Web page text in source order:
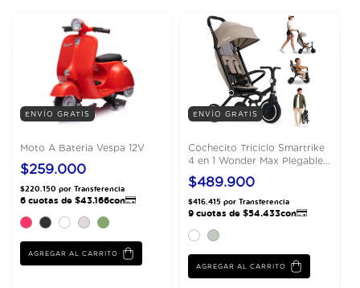
ENVÍO GRATIS
Moto A Bateria Vespa 12V
$259.000
AGREGAR AL CARRITO
ENVÍO GRATIS
Cochecito Triciclo Smartrike
4 en 1 Wonder Max Plegable
Compacto
$489.900
AGREGAR AL CARRITO